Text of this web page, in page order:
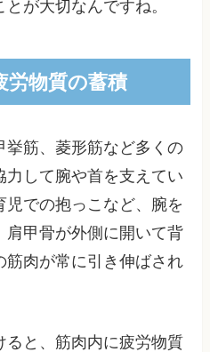
が大切なんですね。
労物質の蓄積
挙筋、菱形筋など多くの
して腕や首を支えてい
児での抱っこなど、腕を
肩甲骨が外側に開いて背
筋肉が常に引き伸ばされ
ると、筋肉内に疲労物質